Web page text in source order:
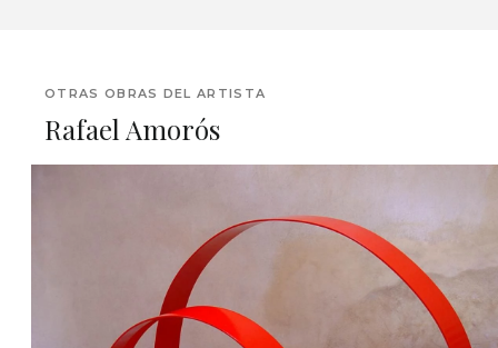
OTRAS OBRAS DEL ARTISTA
Rafael Amorós